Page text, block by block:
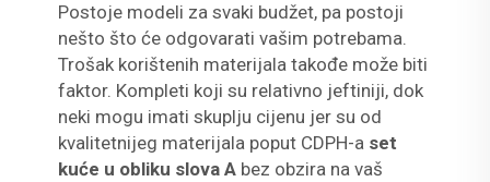
Postoje modeli za svaki budžet, pa postoji
nešto što će odgovarati vašim potrebama.
Trošak korištenih materijala takođe može biti
faktor. Kompleti koji su relativno jeftiniji, dok
neki mogu imati skuplju cijenu jer su od
kvalitetnijeg materijala poput CDPH-a set
kuće u obliku slova A bez obzira na vaš